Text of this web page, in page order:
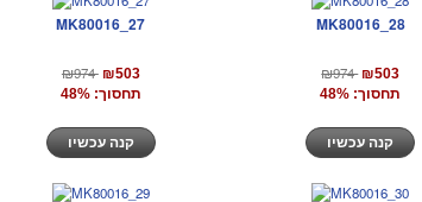
MK80016_27
₪974 ₪503
תחסוך: 48%
קנה עכשיו
MK80016_28
₪974 ₪503
תחסוך: 48%